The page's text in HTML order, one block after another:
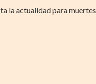
la actualidad para muertes